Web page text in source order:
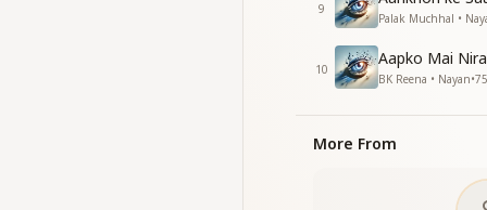
9
Palak Muchhal •
10
Aapko Mai
BK Reena • Nayan•
More From